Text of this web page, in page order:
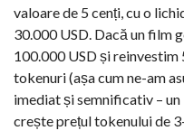
valoare de 5 cenți, cu o
30.000 USD. Dacă un film
100.000 USD și reinvestim
tokenuri (așa cum ne-am
imediat și semnificativ –
crește prețul tokenului de